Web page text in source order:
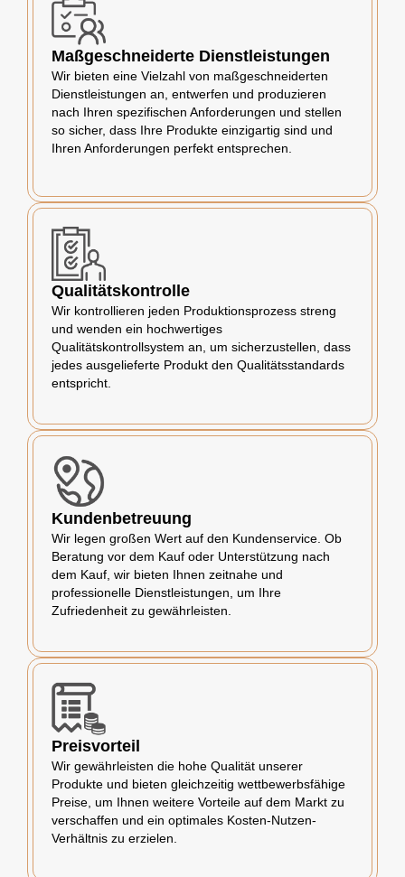
Maßgeschneiderte Dienstleistungen
Wir bieten eine Vielzahl von maßgeschneiderten
Dienstleistungen an, entwerfen und produzieren
nach Ihren spezifischen Anforderungen und stellen
so sicher, dass Ihre Produkte einzigartig sind und
Ihren Anforderungen perfekt entsprechen.
Qualitätskontrolle
Wir kontrollieren jeden Produktionsprozess streng
und wenden ein hochwertiges
Qualitätskontrollsystem an, um sicherzustellen, dass
jedes ausgelieferte Produkt den Qualitätsstandards
entspricht.
Kundenbetreuung
Wir legen großen Wert auf den Kundenservice. Ob
Beratung vor dem Kauf oder Unterstützung nach
dem Kauf, wir bieten Ihnen zeitnahe und
professionelle Dienstleistungen, um Ihre
Zufriedenheit zu gewährleisten.
Preisvorteil
Wir gewährleisten die hohe Qualität unserer
Produkte und bieten gleichzeitig wettbewerbsfähige
Preise, um Ihnen weitere Vorteile auf dem Markt zu
verschaffen und ein optimales Kosten-Nutzen-
Verhältnis zu erzielen.